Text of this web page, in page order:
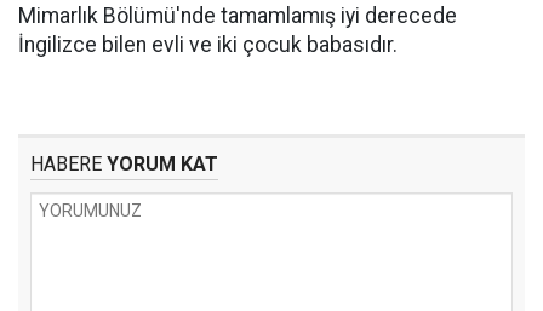
Mimarlık Bölümü'nde tamamlamış iyi derecede
İngilizce bilen evli ve iki çocuk babasıdır.
HABERE YORUM KAT